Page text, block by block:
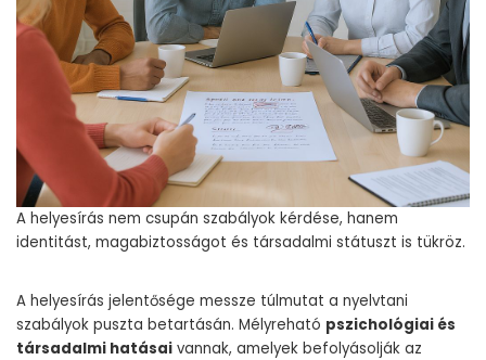
A helyesírás nem csupán szabályok kérdése, hanem
identitást, magabiztosságot és társadalmi státuszt is tükröz.
A helyesírás jelentősége messze túlmutat a nyelvtani
szabályok puszta betartásán. Mélyreható pszichológiai és
társadalmi hatásai vannak, amelyek befolyásolják az